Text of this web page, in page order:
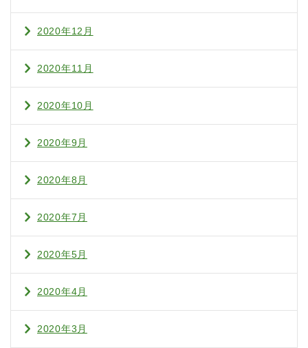
2020年12月
2020年11月
2020年10月
2020年9月
2020年8月
2020年7月
2020年5月
2020年4月
2020年3月